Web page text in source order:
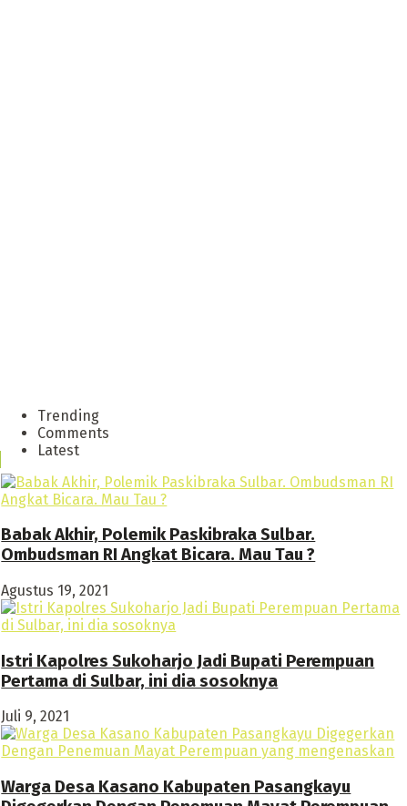
Trending
Comments
Latest
Babak Akhir, Polemik Paskibraka Sulbar.
Ombudsman RI Angkat Bicara. Mau Tau ?
Agustus 19, 2021
Istri Kapolres Sukoharjo Jadi Bupati Perempuan
Pertama di Sulbar, ini dia sosoknya
Juli 9, 2021
Warga Desa Kasano Kabupaten Pasangkayu